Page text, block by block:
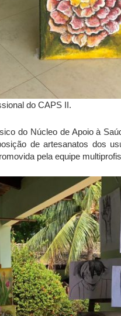
do CAPS II.
do Núcleo de Apoio à
de artesanatos dos
pela equipe